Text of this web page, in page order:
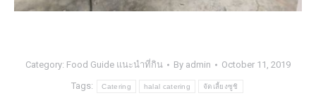
Category: Food Guide แนะนำที่กิน By admin October 11, 2019
Tags: Catering halal catering จัดเลี้ยงซูชิ